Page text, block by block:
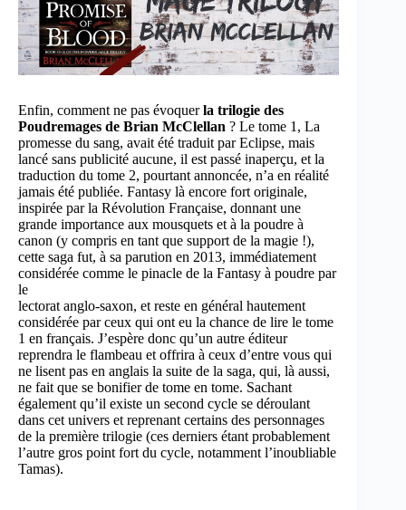
Enfin, comment ne pas évoquerla trilogie des
Poudremages de Brian McClellan ? Le tome 1, La
promesse du sang, avait été traduit par Eclipse, mais
lancé sans publicité aucune, il est passé inaperçu, et la
traduction du tome 2, pourtant annoncée, n’a en réalité
jamais été publiée. Fantasy là encore fort originale,
inspirée par la Révolution Française, donnant une
grande importance aux mousquets et à la poudre à
canon (y compris en tant que support de la magie !),
cette saga fut, à sa parution en 2013, immédiatement
considérée comme le pinacle de la Fantasy à poudre par
le
lectorat anglo-saxon, et reste en général hautement
considérée par ceux qui ont eu la chance de lire le tome
1 en français. J’espère donc qu’un autre éditeur
reprendra le flambeau et offrira à ceux d’entre vous qui
ne lisent pas en anglais la suite de la saga, qui, là aussi,
ne fait que se bonifier de tome en tome. Sachant
également qu’il existe un second cycle se déroulant
dans cet univers et reprenant certains des personnages
de la première trilogie (ces derniers étant probablement
l’autre gros point fort du cycle, notamment l’inoubliable
Tamas).